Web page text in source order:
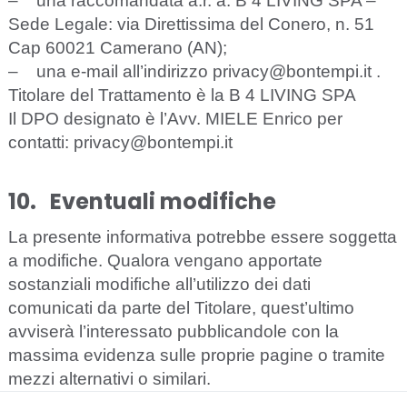
Sede Legale: via Direttissima del Conero, n. 51
Cap 60021 Camerano (AN);
–
una e-mail all’indirizzo privacy@bontempi.it .
Titolare del Trattamento è la B 4 LIVING SPA
Il DPO designato è l’Avv. MIELE Enrico per
contatti: privacy@bontempi.it
10. Eventuali modifiche
La presente informativa potrebbe essere soggetta
a modifiche. Qualora vengano apportate
sostanziali modifiche all’utilizzo dei dati
comunicati da parte del Titolare, quest’ultimo
avviserà l’interessato pubblicandole con la
massima evidenza sulle proprie pagine o tramite
mezzi alternativi o similari.